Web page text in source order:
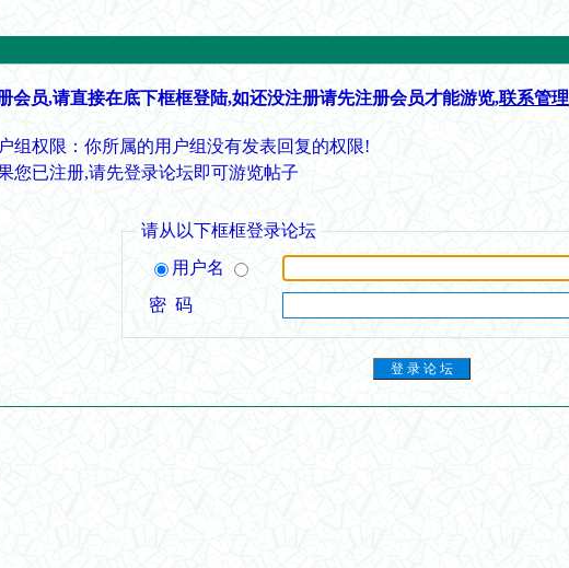
会员,请直接在底下框框登陆,如还没注册请先注册会员才能游览,联系管理
组权限：你所属的用户组没有发表回复的权限!
您已注册,请先登录论坛即可游览帖子
请从以下框框登录论坛
用户名
密 码